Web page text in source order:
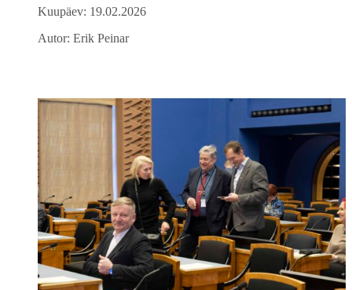
Kuupäev: 19.02.2026
Autor: Erik Peinar